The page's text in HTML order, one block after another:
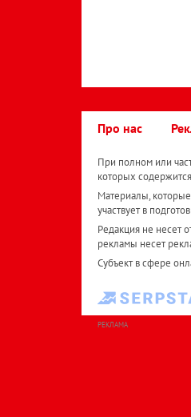
Про нас
При полном или
которых
Материалы,
участвует в
Редакция не несет
рекламы несет
Субъект в сфере
РЕКЛАМА